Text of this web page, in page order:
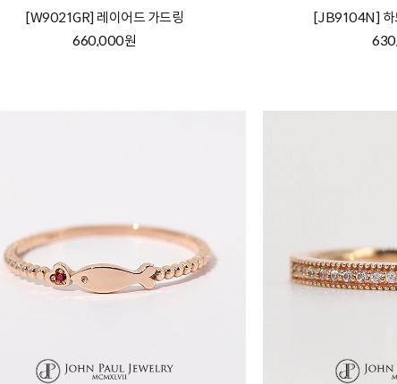
[W9021GR] 레이어드 가드링
660,000원
[JB9104N] 하